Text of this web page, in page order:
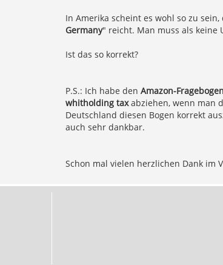
In Amerika scheint es wohl so zu
Germany" reicht. Man muss als keine
Ist das so korrekt?
P.S.: Ich habe den Amazon-
whitholding taxabziehen, wenn man
Deutschland diesen Bogen korrekt
auch sehr dankbar.
Schon mal vielen herzlichen Dank im